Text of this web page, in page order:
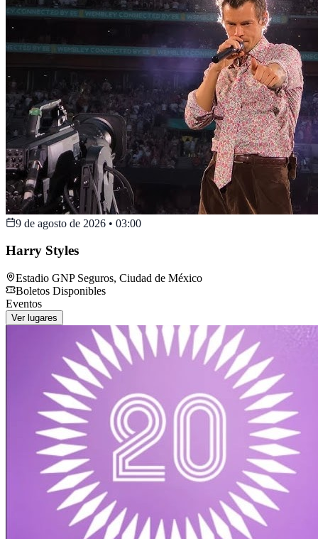
9 de agosto de 2026 • 03:00
Harry Styles
Estadio GNP Seguros, Ciudad de México
Boletos Disponibles
Eventos
Ver lugares